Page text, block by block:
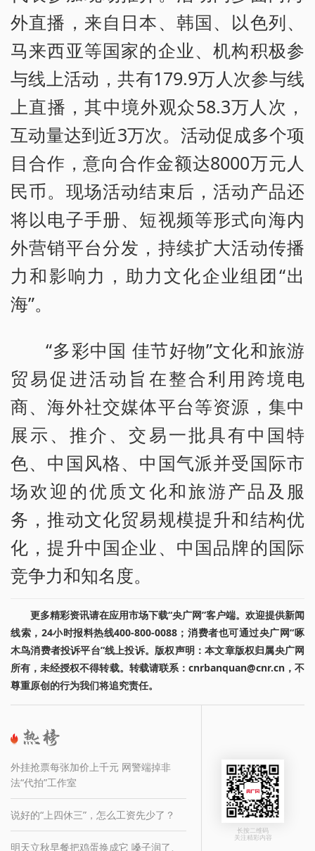
外直播，来自日本、韩国、以色列、
马来西亚等国家的企业、机构积极参
与线上活动，共有179.9万人次参与线
上直播，其中境外观众58.3万人次，
互动量达到近3万次。活动促成多个项
目合作，意向合作金额达8000万元人
民币。现场活动结束后，活动产品还
将以电子手册、短视频等形式向海内
外营销平台分发，持续扩大活动传播
力和影响力，助力文化企业组团“出
海”。
“多彩中国 佳节好物”文化和旅游
贸易促进活动旨在整合利用跨境电
商、海外社交媒体平台等资源，集中
展示、推介、交易一批具有中国特
色、中国风格、中国气派并受国际市
场欢迎的优质文化和旅游产品及服
务，推动文化贸易规模提升和结构优
化，提升中国企业、中国品牌的国际
竞争力和知名度。
更多精彩资讯请在应用市场下载“央广网”客户端。欢迎提供新闻
线索，24小时报料热线400-800-0088；消费者也可通过央广网“啄
木鸟消费者投诉平台”线上投诉。版权声明：本文章版权归属央广网
所有，未经授权不得转载。转载请联系：cnrbanquan@cnr.cn，不
尊重原创的行为我们将追究责任。
外挂抢票每张加价上千元 网警端掉非
法“代拍”工作室
说好的“上四休三”，怎么工资先少了？
明天立秋早餐把鸡蛋换成它 嗓子润了、
长按二维码
关注精彩内容